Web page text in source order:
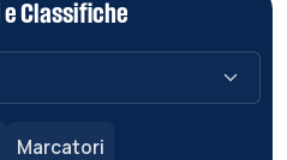
Classifiche
Marcatori